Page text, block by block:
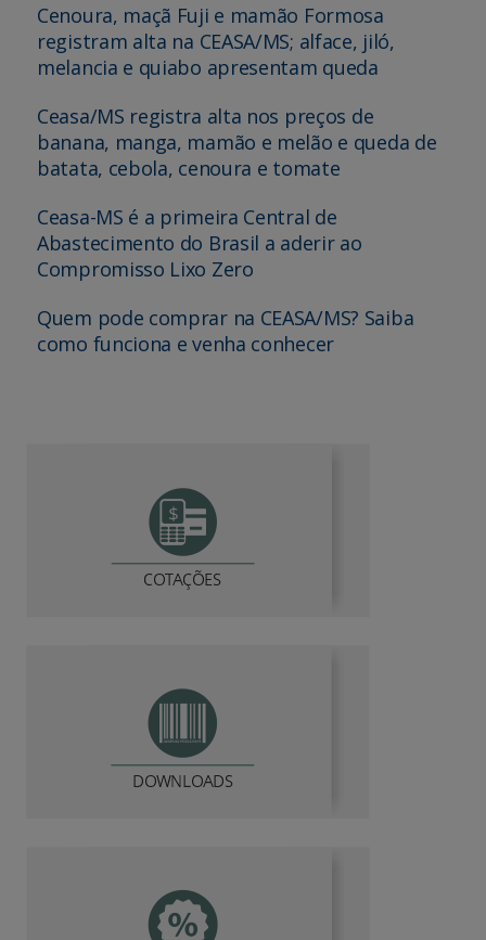
Cenoura, maçã Fuji e mamão Formosa
registram alta na CEASA/MS; alface, jiló,
melancia e quiabo apresentam queda
Ceasa/MS registra alta nos preços de
banana, manga, mamão e melão e queda de
batata, cebola, cenoura e tomate
Ceasa-MS é a primeira Central de
Abastecimento do Brasil a aderir ao
Compromisso Lixo Zero
Quem pode comprar na CEASA/MS? Saiba
como funciona e venha conhecer